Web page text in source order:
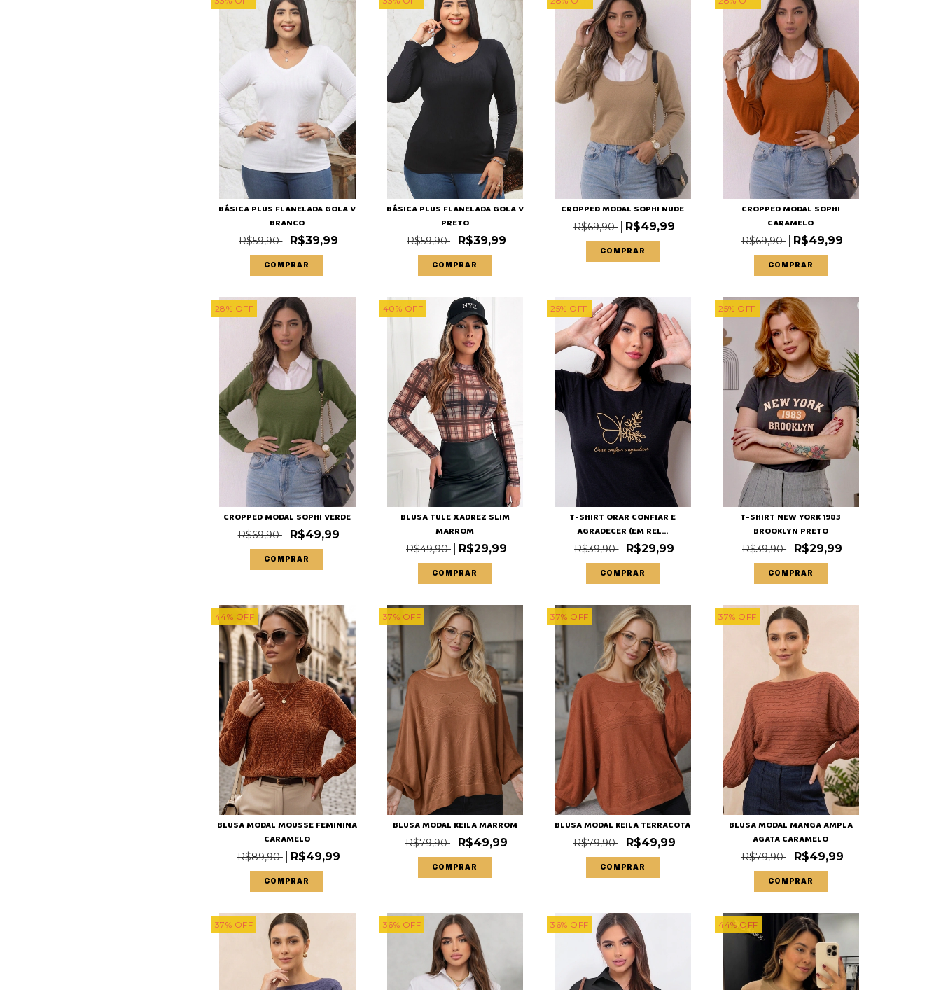
BÁSICA PLUS FLANELADA GOLA V
BRANCO
R$59,90 R$39,99
COMPRAR
BÁSICA PLUS FLANELADA GOLA V
PRETO
R$59,90 R$39,99
COMPRAR
CROPPED MODAL SOPHI NUDE
R$69,90 R$49,99
COMPRAR
CROPPED MODAL SOPHI
CARAMELO
R$69,90 R$49,99
COMPRAR
28% OFF
CROPPED MODAL SOPHI VERDE
R$69,90 R$49,99
COMPRAR
40% OFF
BLUSA TULE XADREZ SLIM
MARROM
R$49,90 R$29,99
COMPRAR
25% OFF
T-SHIRT ORAR CONFIAR E
AGRADECER (EM REL...
R$39,90 R$29,99
COMPRAR
25% OFF
T-SHIRT NEW YORK 1983
BROOKLYN PRETO
R$39,90 R$29,99
COMPRAR
44% OFF
BLUSA MODAL MOUSSE FEMININA
CARAMELO
R$89,90 R$49,99
COMPRAR
37% OFF
BLUSA MODAL KEILA MARROM
R$79,90 R$49,99
COMPRAR
37% OFF
BLUSA MODAL KEILA TERRACOTA
R$79,90 R$49,99
COMPRAR
37% OFF
BLUSA MODAL MANGA AMPLA
AGATA CARAMELO
R$79,90 R$49,99
COMPRAR
37% OFF 36% OFF 36% OFF 44% OFF